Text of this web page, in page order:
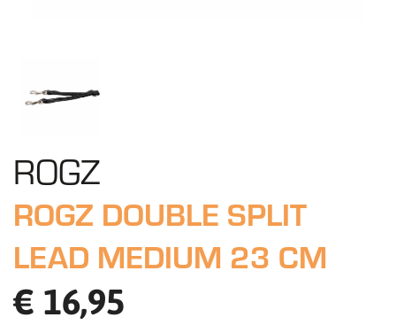
ROGZ
ROGZ DOUBLE SPLIT
LEAD MEDIUM 23 CM
€ 16,95